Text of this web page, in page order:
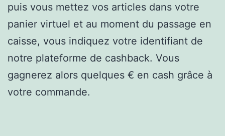
puis vous mettez vos articles dans votre
panier virtuel et au moment du passage en
caisse, vous indiquez votre identifiant de
notre plateforme de cashback. Vous
gagnerez alors quelques € en cash grâce à
votre commande.